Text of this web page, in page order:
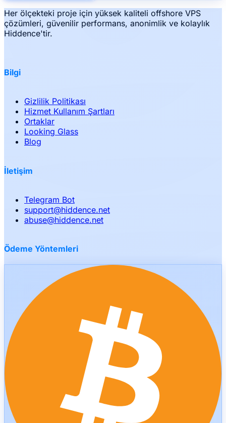
Her ölçekteki proje için yüksek kaliteli offshore VPS
çözümleri, güvenilir performans, anonimlik ve kolaylık
Hiddence'tir.
Bilgi
Gizlilik Politikası
Hizmet Kullanım Şartları
Ortaklar
Looking Glass
Blog
İletişim
Telegram Bot
support@hiddence.net
abuse@hiddence.net
Ödeme Yöntemleri